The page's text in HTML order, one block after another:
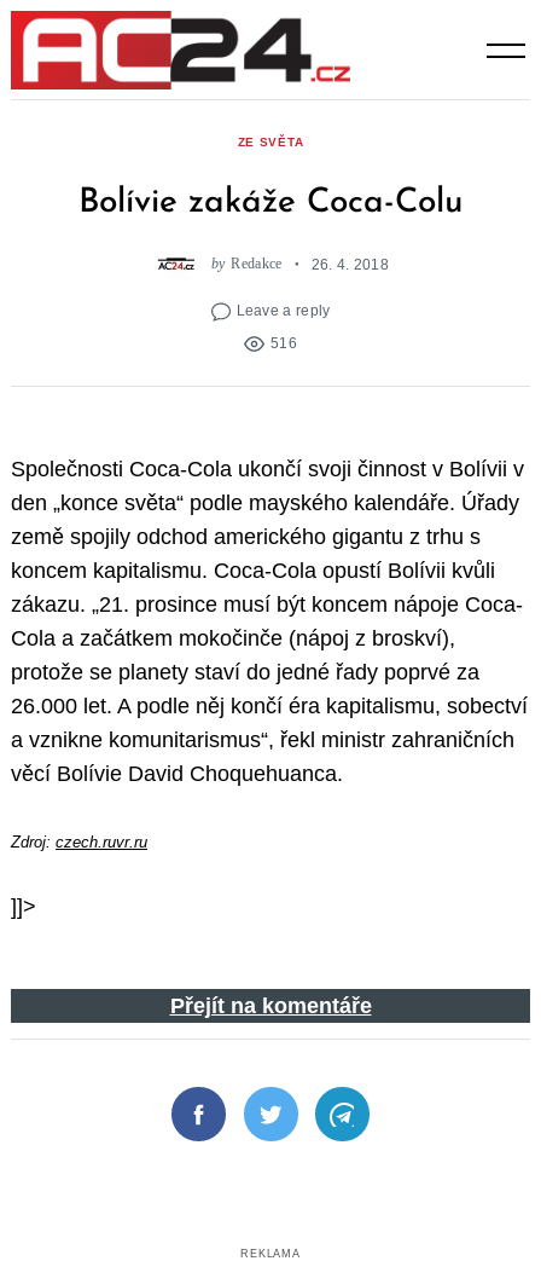
Skip
content
ZE SVĚTA
Bolívie zakáže Coca-Colu
by Redakce 26. 4. 2018
Leave a reply
516
Společnosti Coca-Cola ukončí svoji činnost v Bolívii v
den „konce světa“ podle mayského kalendáře. Úřady
země spojily odchod amerického gigantu z trhu s
koncem kapitalismu. Coca-Cola opustí Bolívii kvůli
zákazu. „21. prosince musí být koncem nápoje Coca-
Cola a začátkem mokočinče (nápoj z broskví),
protože se planety staví do jedné řady poprvé za
26.000 let. A podle něj končí éra kapitalismu, sobectví
a vznikne komunitarismus“, řekl ministr zahraničních
věcí Bolívie David Choquehuanca.
Zdroj: czech.ruvr.ru
]]>
Přejít na komentáře
FacebookTwitter Telegram
REKLAMA